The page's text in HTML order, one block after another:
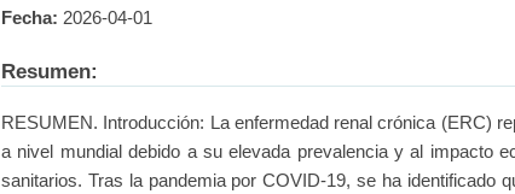
Fecha: 2026-04-01
Resumen:
RESUMEN. Introducción: La enfermedad renal crónica (ERC)
a nivel mundial debido a su elevada prevalencia y al impacto
sanitarios. Tras la pandemia por COVID-19, se ha identificado